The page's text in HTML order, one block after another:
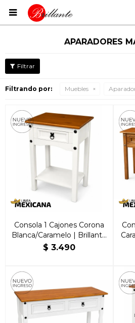

APARADORES
Filtrando por: Muebles
Consola 1 Cajones Corona
Blanca/Caramelo | Brillante
Hogar
$ 3.490